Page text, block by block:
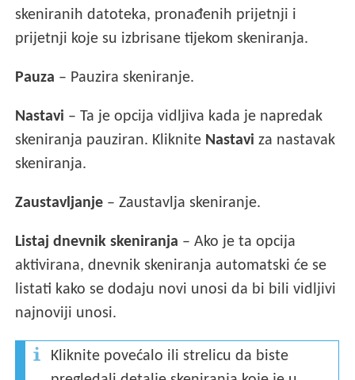
skeniranih datoteka, pronađenih prijetnji i
prijetnji koje su izbrisane tijekom skeniranja.
Pauza – Pauzira skeniranje.
Nastavi – Ta je opcija vidljiva kada je napredak
skeniranja pauziran. Kliknite Nastavi za nastavak
skeniranja.
Zaustavljanje – Zaustavlja skeniranje.
Listaj dnevnik skeniranja – Ako je ta opcija
aktivirana, dnevnik skeniranja automatski će se
listati kako se dodaju novi unosi da bi bili vidljivi
najnoviji unosi.
Kliknite povećalo ili strelicu da biste